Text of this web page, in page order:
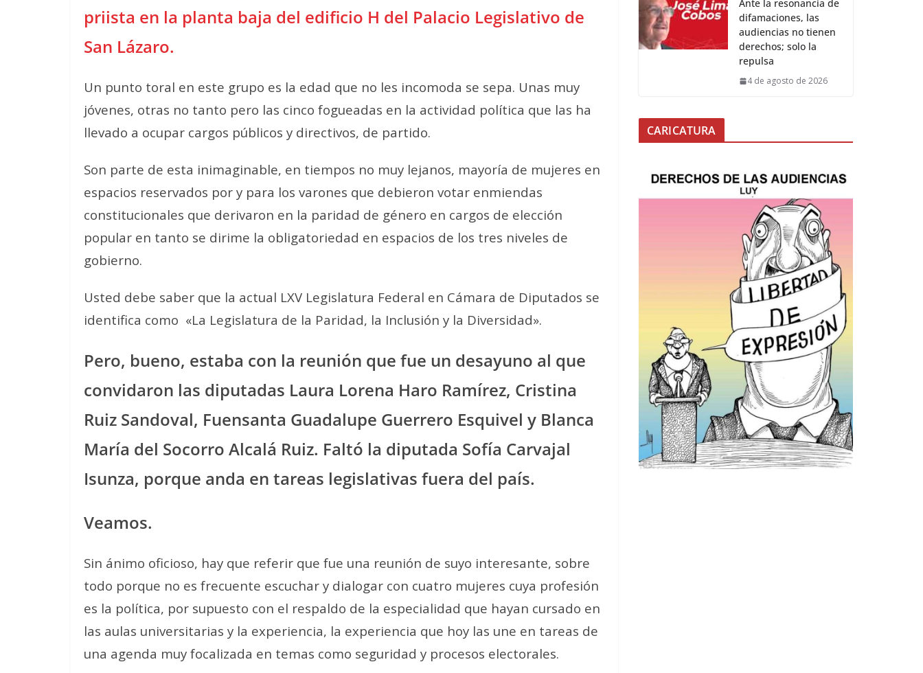
priista en la planta baja del edificio H del Palacio Legislativo de
San Lázaro.
Un punto toral en este grupo es la edad que no les incomoda se sepa. Unas muy
jóvenes, otras no tanto pero las cinco fogueadas en la actividad política que las ha
llevado a ocupar cargos públicos y directivos, de partido.
Son parte de esta inimaginable, en tiempos no muy lejanos, mayoría de mujeres en
espacios reservados por y para los varones que debieron votar enmiendas
constitucionales que derivaron en la paridad de género en cargos de elección
popular en tanto se dirime la obligatoriedad en espacios de los tres niveles de
gobierno.
Usted debe saber que la actual LXV Legislatura Federal en Cámara de Diputados se
identifica como «La Legislatura de la Paridad, la Inclusión y la Diversidad».
Pero, bueno, estaba con la reunión que fue un desayuno al que
convidaron las diputadas Laura Lorena Haro Ramírez, Cristina
Ruiz Sandoval, Fuensanta Guadalupe Guerrero Esquivel y Blanca
María del Socorro Alcalá Ruiz. Faltó la diputada Sofía Carvajal
Isunza, porque anda en tareas legislativas fuera del país.
Veamos.
Sin ánimo oficioso, hay que referir que fue una reunión de suyo interesante, sobre
todo porque no es frecuente escuchar y dialogar con cuatro mujeres cuya profesión
es la política, por supuesto con el respaldo de la especialidad que hayan cursado en
las aulas universitarias y la experiencia, la experiencia que hoy las une en tareas de
una agenda muy focalizada en temas como seguridad y procesos electorales.
Ante la resonancia de
difamaciones, las
audiencias no tienen
derechos; solo la
repulsa
4 de agosto de 2026
CARICATURA